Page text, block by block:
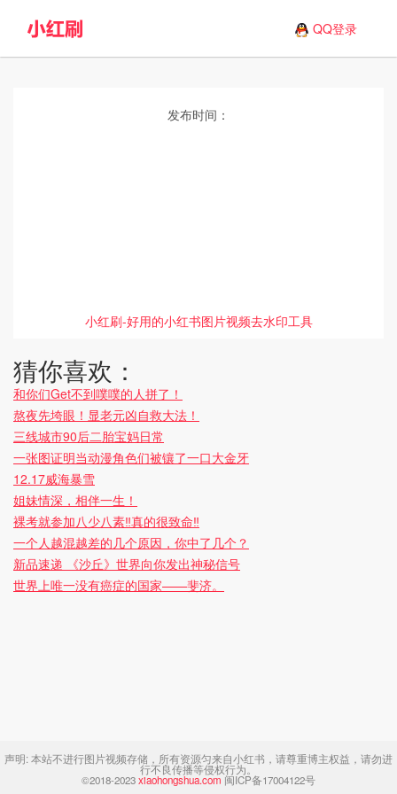
QQ登录
发布时间：
小红刷-好用的小红书图片视频去水印工具
猜你喜欢：
和你们Get不到噗噗的人拼了！
熬夜先垮眼！显老元凶自救大法！
三线城市90后二胎宝妈日常
一张图证明当动漫角色们被镶了一口大金牙
12.17威海暴雪
姐妹情深，相伴一生！
裸考就参加八少八素‼️真的很致命‼️
一个人越混越差的几个原因，你中了几个？
新品速递 《沙丘》世界向你发出神秘信号
世界上唯一没有癌症的国家——斐济。
声明:本站不进行图片视频存储，所有资源匀来自小红书，请尊重博主权益，请勿进
行不良传播等侵权行为。
©2018-2023xiaohongshua.com 闽ICP备17004122号